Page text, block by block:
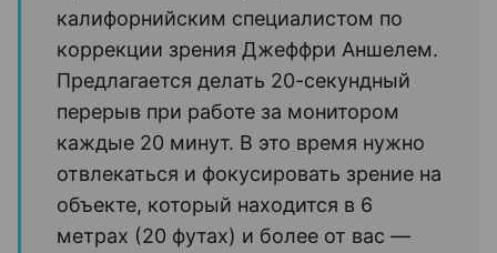
калифорнийским специалистом по
коррекции зрения Джеффри Аншелем.
Предлагается делать 20-секундный
перерыв при работе за монитором
каждые 20 минут. В это время нужно
отвлекаться и фокусировать зрение на
объекте, который находится в 6
метрах (20 футах) и более от вас —